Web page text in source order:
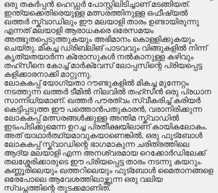
ഒരു തകർപ്പൻ ഹെഡ്ഡർ പോസ്റ്റിലിടിച്ചാണ് മടങ്ങിയത്.
ഇന്ത്യക്കെതിരെയുള്ള മത്സരത്തിനുള്ള ഒഫീഷ്യൽ
ഖത്തർ സ്ക്വാഡിലും ഈ മലയാളി താരം ഉണ്ടായിരുന്നു
എന്നത് മലയാളി ആരാധകരെ ഒരേസമയം
അത്ഭുതപ്പെടുത്തുകയും അഭിമാനം കൊള്ളിക്കുകയും
ചെയ്തു. മികച്ച ഡ്രിബ്ലിങ് പാടവവും വിങ്ങുകളിൽ നിന്ന്
കൃത്യതയാർന്ന ക്രോസുകൾ നൽകാനുള്ള കഴിവും
തഹ്സീനെ കോച്ച് മാർക്വേസ് ലോപ്പസിന്റെ പ്രിയപ്പെട്ട
കളിക്കാരനാക്കി മാറ്റുന്നു.
​ലോകകപ്പ് യോഗ്യതാ റൗണ്ടുകളിൽ മികച്ച മുന്നേറ്റം
നടത്തുന്ന ഖത്തർ ടീമിൽ നിലവിൽ തഹ്സീൻ ഒരു പ്രധാന
സാന്നിധ്യമാണ്. ഖത്തർ പൗരത്വം സ്വീകരിച്ച് കരിയർ
കെട്ടിപ്പടുത്ത ഈ പത്തൊൻപതുകാരൻ, വരാനിരിക്കുന്ന
ലോകകപ്പ് മത്സരങ്ങൾക്കുള്ള അന്തിമ സ്ക്വാഡിൽ
ഇടംപിടിക്കുമെന്ന ഉറച്ച പ്രതീക്ഷയിലാണ് കായികലോകം.
അത് യാഥാർത്ഥ്യമാവുകയാണെങ്കിൽ, ഒരു ഫുട്ബോൾ
ലോകകപ്പ് സ്ക്വാഡിന്റെ ഭാഗമാകുന്ന ചരിത്രത്തിലെ
ആദ്യ മലയാളി എന്ന അനശ്വരമായ റെക്കോർഡിലേക്ക്
തലശ്ശേരിക്കാരുടെ ഈ പ്രിയപ്പെട്ട താരം നടന്നു കയറും.
കണ്ണൂരിലെയും ഖത്തറിലെയും ഫുട്ബോൾ മൈതാനങ്ങളെ
ഒരേപോലെ ആവേശത്തിലാഴ്ത്തുന്ന ഒരു വലിയ
സ്വപ്നത്തിന്റെ തുടക്കമാണിത്.